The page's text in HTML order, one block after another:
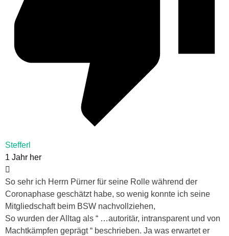
Stefferl
1 Jahr her
So sehr ich Herrn Pürner für seine Rolle während der
Coronaphase geschätzt habe, so wenig konnte ich seine
Mitgliedschaft beim BSW nachvollziehen,
So wurden der Alltag als “ …autoritär, intransparent und von
Machtkämpfen geprägt “ beschrieben. Ja was erwartet er